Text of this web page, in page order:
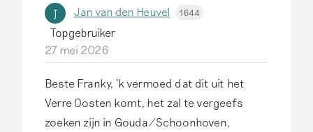
w
o
o
r
d
o
p
J Jan van den Heuvel 1644
Topgebruiker
27 mei 2026
Beste Franky, 'k vermoed dat dit uit het
Verre Oosten komt, het zal te vergeefs
zoeken zijn in Gouda/Schoonhoven,